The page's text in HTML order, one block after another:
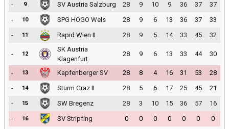
-
9 SV Austria Salzburg 28 9 10 9 36 37
37
-
10 SPG HOGO Wels 28 9 6 13 36 37
33
-
11 Rapid Wien II 28 9 5 14 33 45 32
- 12
SK Austria
Klagenfurt
28 9 6 13 33 44 30
- 13 Kapfenberger SV 28 8 4 16 31 53
28
-
14 Sturm Graz II 28 5 6 17 25 45
21
-
15 SW Bregenz 28 3 10 15 36 57
16
-
16 SV Stripfing 0 0 0 0 0 0 0